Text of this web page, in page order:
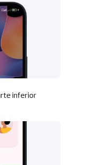
inferior